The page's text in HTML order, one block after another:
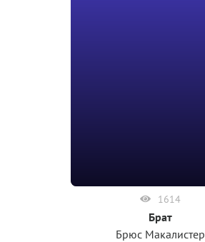
1614
Брат
Брюс Макалистер